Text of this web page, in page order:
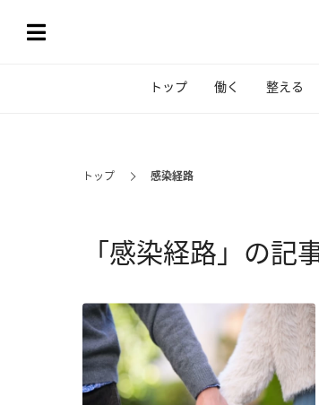
トップ 働く 整える
トップ 感染経路
「感染経路」の記